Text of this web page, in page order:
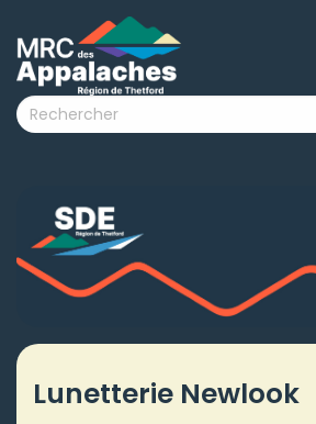
submenu (La MRC )
submenu (Citoyens )
submenu (Nouvelles )
submenu (Documentation )
Lunetterie Newlook